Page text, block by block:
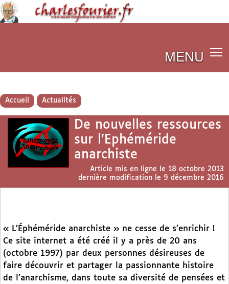
MENU
Accueil Actualités
De nouvelles ressources
sur l’Ephéméride
anarchiste
Article mis en ligne le 18 octobre 2013
dernière modification le 9 décembre 2016
« L’Éphéméride anarchiste » ne cesse de s’enrichir !
Ce site internet a été créé il y a près de 20 ans
(octobre 1997) par deux personnes désireuses de
faire découvrir et partager la passionnante histoire
de l’anarchisme, dans toute sa diversité de pensées et